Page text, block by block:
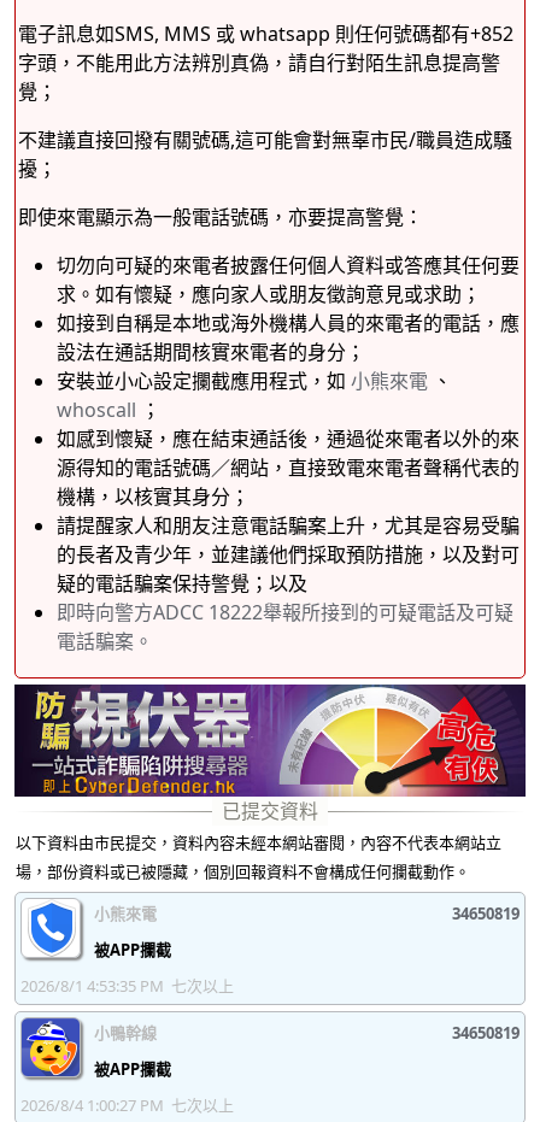
電子訊息如SMS, MMS 或 whatsapp 則任何號碼都有+852
字頭，不能用此方法辨別真偽，請自行對陌生訊息提高警
覺；
不建議直接回撥有關號碼,這可能會對無辜市民/職員造成騷
擾；
即使來電顯示為一般電話號碼，亦要提高警覺：
切勿向可疑的來電者披露任何個人資料或答應其任何要
求。如有懷疑，應向家人或朋友徵詢意見或求助；
如接到自稱是本地或海外機構人員的來電者的電話，應
設法在通話期間核實來電者的身分；
安裝並小心設定攔截應用程式，如 小熊來電 、
whoscall ；
如感到懷疑，應在結束通話後，通過從來電者以外的來
源得知的電話號碼／網站，直接致電來電者聲稱代表的
機構，以核實其身分；
請提醒家人和朋友注意電話騙案上升，尤其是容易受騙
的長者及青少年，並建議他們採取預防措施，以及對可
疑的電話騙案保持警覺；以及
即時向警方ADCC 18222舉報所接到的可疑電話及可疑
電話騙案。
以下資料由市民提交，資料內容未經本網站審閱，內容不代表本網站立
場，部份資料或已被隱藏，個別回報資料不會構成任何攔截動作。
小熊來電
34650819
被APP攔截
2026/8/1 4:53:35 PM 七次以上
小鴨幹線
34650819
被APP攔截
2026/8/4 1:00:27 PM 七次以上